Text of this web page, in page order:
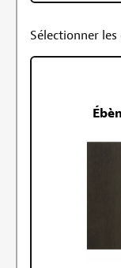
Sélectionner